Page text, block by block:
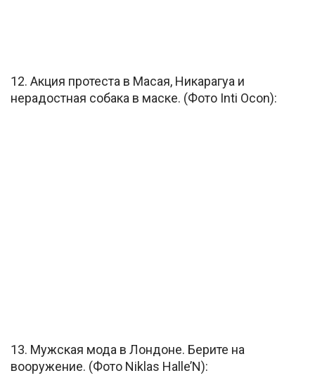
12. Акция протеста в Масая, Никарагуа и
нерадостная собака в маске. (Фото Inti Ocon):
13. Мужская мода в Лондоне. Берите на
вооружение. (Фото Niklas Halle’N):